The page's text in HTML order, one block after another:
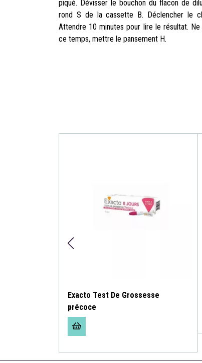
piqué. Dévisser le bouchon du flacon de
rond S de la cassette B. Déclencher le
Attendre 10 minutes pour lire le résultat.
ce temps, mettre le pansement H.
Exacto Test De Grossesse
précoce